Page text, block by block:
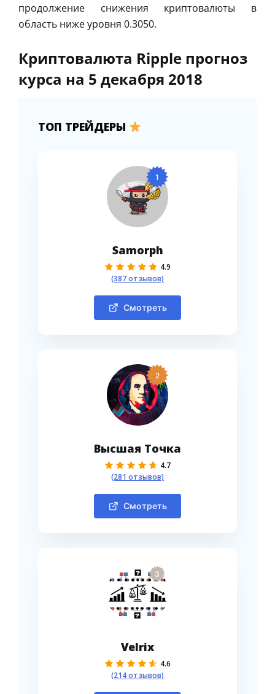
продолжение снижения криптовалюты в
область ниже уровня 0.3050.
Криптовалюта Ripple прогноз
курса на 5 декабря 2018
ТОП ТРЕЙДЕРЫ
1
Samorph
4.9
(387 отзывов)
Смотреть
2
Высшая Точка
4.7
(281 отзывов)
Смотреть
3
Velrix
4.6
(214 отзывов)